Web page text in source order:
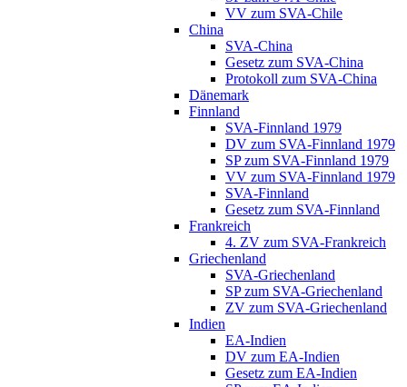
VV zum SVA-Chile
China
SVA-China
Gesetz zum SVA-China
Protokoll zum SVA-China
Dänemark
Finnland
SVA-Finnland 1979
DV zum SVA-Finnland 1979
SP zum SVA-Finnland 1979
VV zum SVA-Finnland 1979
SVA-Finnland
Gesetz zum SVA-Finnland
Frankreich
4. ZV zum SVA-Frankreich
Griechenland
SVA-Griechenland
SP zum SVA-Griechenland
ZV zum SVA-Griechenland
Indien
EA-Indien
DV zum EA-Indien
Gesetz zum EA-Indien